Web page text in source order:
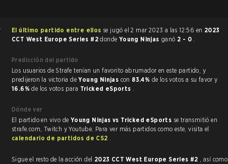
El último partido entre ellos se jugó el 2 mar 2023 a las 12:56 en 2023
CCT West Europe Series #2donde Young Ninjas ganó 2 - 0 .
Predicción del partido
Los usuarios de Strafe tenían un favorito abrumador en este partido, y
predijeron la victoria deYoung Ninjas con 83.4% de los votos a su favor y
16.6%de los votos para Tricked eSports .
Dónde ver
El partido en vivo de Young Ninjas vs Tricked eSports se transmitió en
strafe.com, Twitch y Youtube. Para ver más partidos como este, visita el
calendario de partidos de CS2 .
Sigue el resto de la acción del 2023 CCT West Europe Series #2 , así como